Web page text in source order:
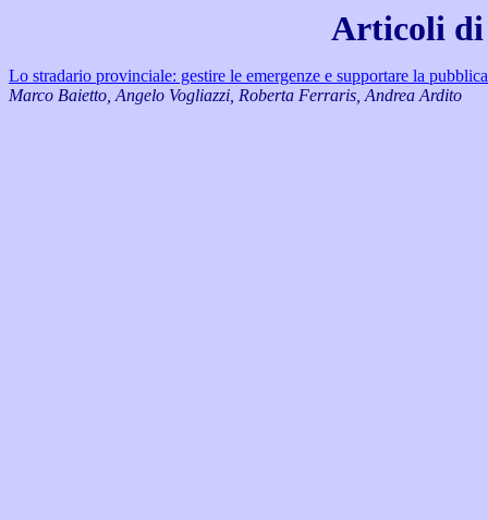
Articoli di
Lo stradario provinciale: gestire le emergenze e supportare la
Marco Baietto, Angelo Vogliazzi, Roberta Ferraris, Andrea Ardito